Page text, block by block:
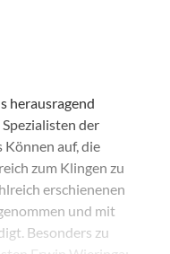
herausragend
der
auf, die
zum Klingen zu
erschienenen
und mit
Besonders zu